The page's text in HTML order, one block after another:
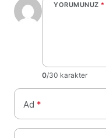
YORUMUNUZ *
0/30 karakter
Ad *